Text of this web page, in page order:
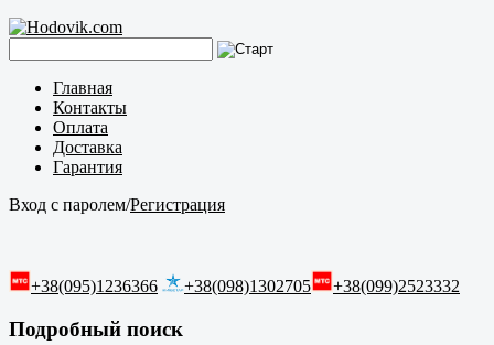
Главная
Контакты
Оплата
Доставка
Гарантия
Вход с паролем/Регистрация
+38(095)1236366 +38(098)1302705 +38(099)2523332
Подробный поиск